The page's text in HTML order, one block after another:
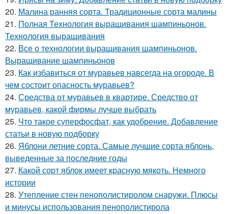
20. Малина ранняя сорта. Традиционные сорта малины
21. Полная Технология выращивания шампиньонов.
Технология выращивания
22. Все о технологии выращивания шампиньонов.
Выращивание шампиньонов
23. Как избавиться от муравьев навсегда на огороде. В
чем состоит опасность муравьев?
24. Средства от муравьев в квартире. Средство от
муравьев, какой фирмы лучше выбрать
25. Что такое суперфосфат, как удобрение. Добавление
статьи в новую подборку
26. Яблони летние сорта. Самые лучшие сорта яблонь,
выведенные за последние годы
27. Какой сорт яблок имеет красную мякоть. Немного
истории
28. Утепление стен пенополистиролом снаружи. Плюсы
и минусы использования пенополистирола